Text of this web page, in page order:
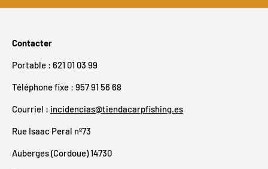
Contacter
Portable : 621 01 03 99
Téléphone fixe : 957 91 56 68
Courriel : incidencias@tiendacarpfishing.es
Rue Isaac Peral nº73
Auberges (Cordoue) 14730